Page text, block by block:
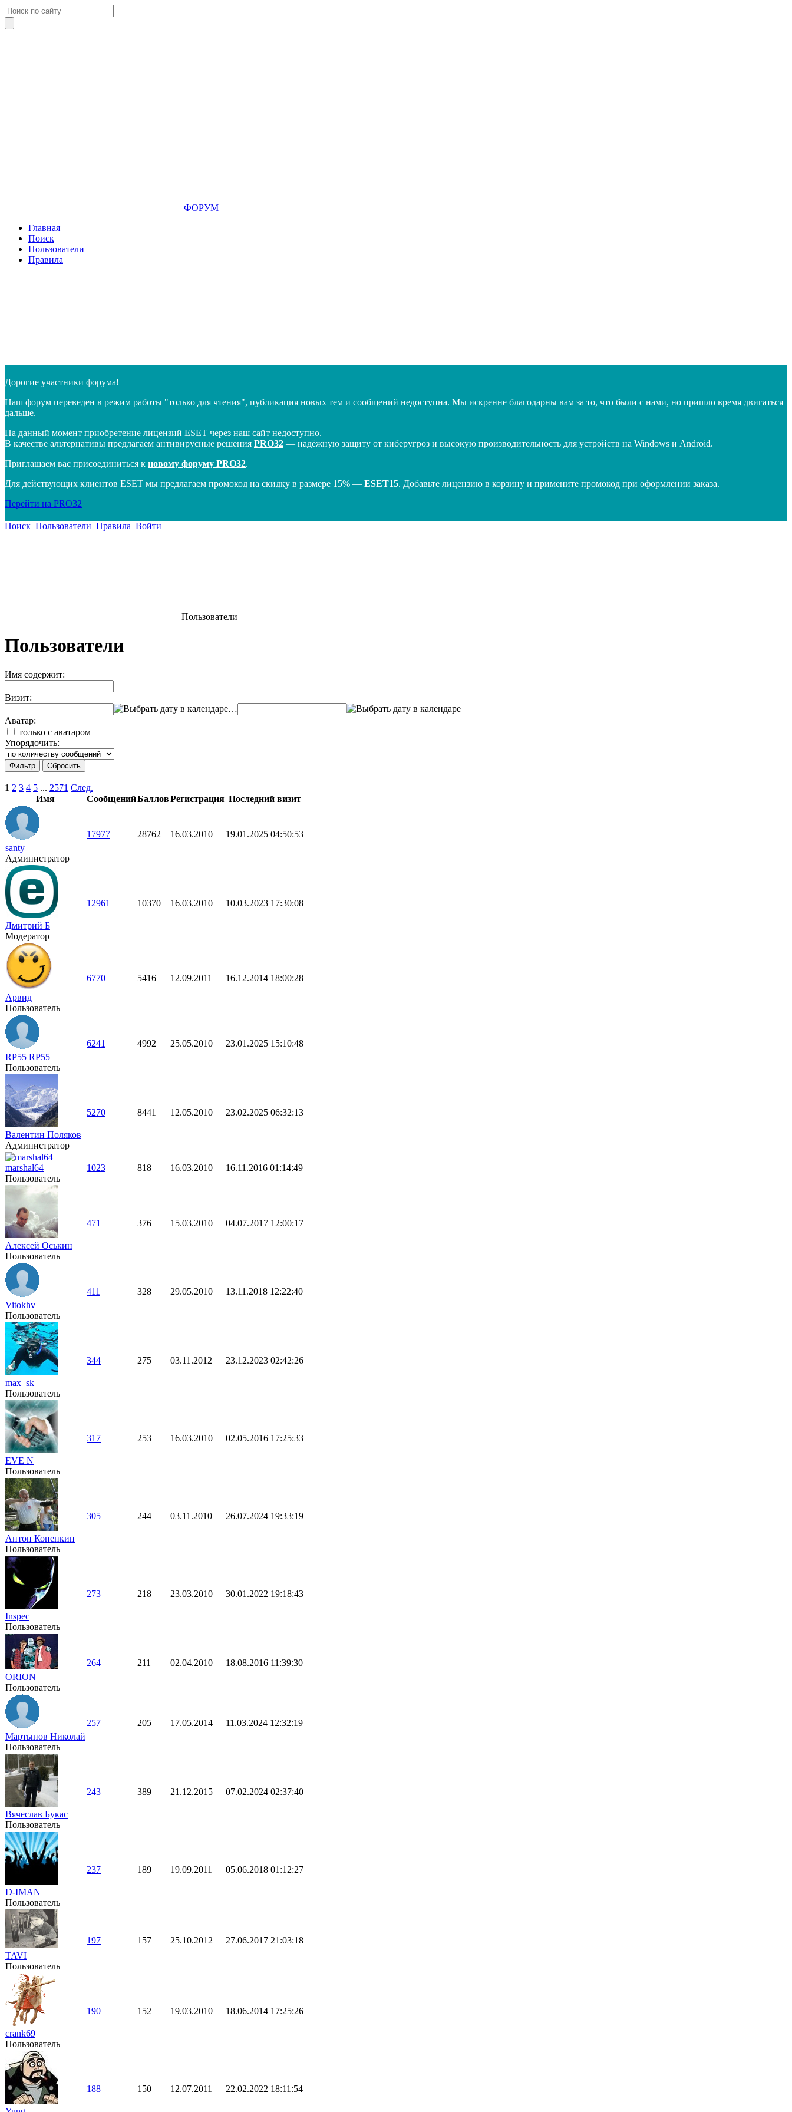
ФОРУМ
Главная
Поиск
Пользователи
Правила
Дорогие участники форума!
Наш форум переведен в режим работы "только для чтения", публикация новых тем и сообщений недоступна. Мы искренне благодарны вам за то, что были с нами, но пришло время двигаться
дальше.
На данный момент приобретение лицензий ESET через наш сайт недоступно.
В качестве альтернативы предлагаем антивирусные решения PRO32 — надёжную защиту от киберугроз и высокую производительность для устройств на Windows и Android.
Приглашаем вас присоединиться к новому форуму PRO32.
Для действующих клиентов ESET мы предлагаем промокод на скидку в размере 15% — ESET15. Добавьте лицензию в корзину и примените промокод при оформлении заказа.
Перейти на PRO32
Поиск Пользователи Правила Войти
Пользователи
Пользователи
Имя содержит:
Визит:
…
Аватар:
только с аватаром
Упорядочить:
1 2 3 4 5 ... 2571 След.
Имя
СообщенийБалловРегистрация Последний визит
santy
Администратор
17977 28762 16.03.2010 19.01.2025 04:50:53
Дмитрий Б
Модератор
12961 10370 16.03.2010 10.03.2023 17:30:08
Арвид
Пользователь
6770 5416 12.09.2011 16.12.2014 18:00:28
RP55 RP55
Пользователь
6241 4992 25.05.2010 23.01.2025 15:10:48
Валентин Поляков
Администратор
5270 8441 12.05.2010 23.02.2025 06:32:13
marshal64
Пользователь
1023 818 16.03.2010 16.11.2016 01:14:49
Алексей Оськин
Пользователь
471 376 15.03.2010 04.07.2017 12:00:17
Vitokhv
Пользователь
411 328 29.05.2010 13.11.2018 12:22:40
max_sk
Пользователь
344 275 03.11.2012 23.12.2023 02:42:26
EVE N
Пользователь
317 253 16.03.2010 02.05.2016 17:25:33
Антон Копенкин
Пользователь
305 244 03.11.2010 26.07.2024 19:33:19
Inspec
Пользователь
273 218 23.03.2010 30.01.2022 19:18:43
ORION
Пользователь
264 211 02.04.2010 18.08.2016 11:39:30
Мартынов Николай
Пользователь
257 205 17.05.2014 11.03.2024 12:32:19
Вячеслав Букас
Пользователь
243 389 21.12.2015 07.02.2024 02:37:40
D-IMAN
Пользователь
237 189 19.09.2011 05.06.2018 01:12:27
TAVI
Пользователь
197 157 25.10.2012 27.06.2017 21:03:18
crank69
Пользователь
190 152 19.03.2010 18.06.2014 17:25:26
188 150 12.07.2011 22.02.2022 18:11:54